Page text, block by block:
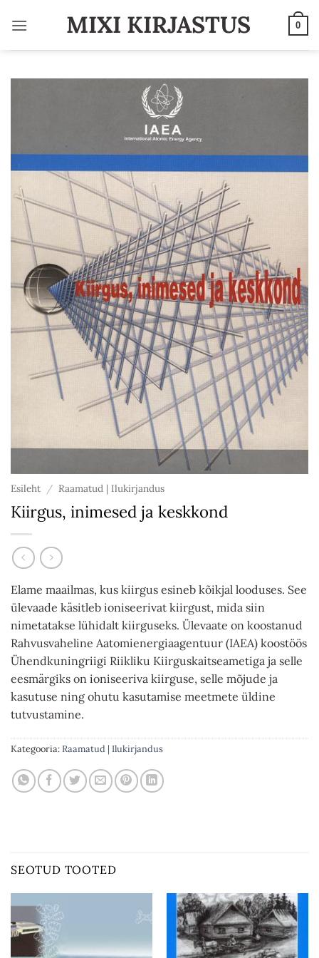
MIXI KIRJASTUS 0
Esileht / Raamatud | Ilukirjandus
Kiirgus, inimesed ja keskkond
Elame maailmas, kus kiirgus esineb kõikjal looduses. See
ülevaade käsitleb ioniseerivat kiirgust, mida siin
nimetatakse lühidalt kiirguseks. Ülevaate on koostanud
Rahvusvaheline Aatomienergiaagentuur (IAEA) koostöös
Ühendkuningriigi Riikliku Kiirguskaitseametiga ja selle
eesmärgiks on ioniseeriva kiirguse, selle mõjude ja
kasutuse ning ohutu kasutamise meetmete üldine
tutvustamine.
Kategooria:Raamatud | Ilukirjandus
SEOTUD TOOTED